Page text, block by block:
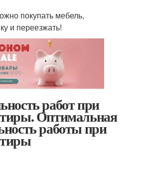
покупать мебель,
и переезжать!
работ при
Оптимальная
работы при